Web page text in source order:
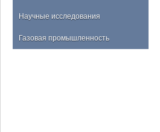
Научные исследования
Газовая промышленность